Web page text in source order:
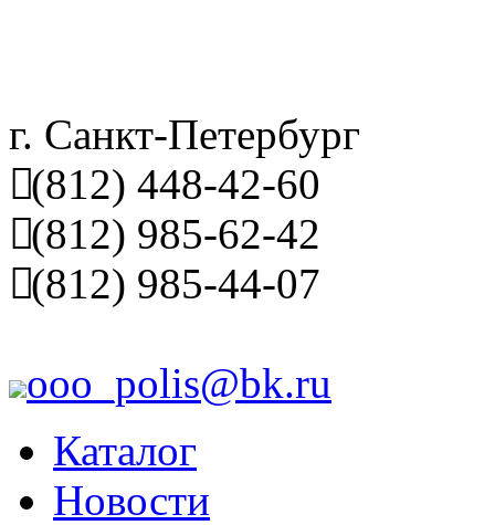
г. Санкт-Петербург
(812) 448-42-60
(812) 985-62-42
(812) 985-44-07
ooo_polis@bk.ru
Каталог
Новости